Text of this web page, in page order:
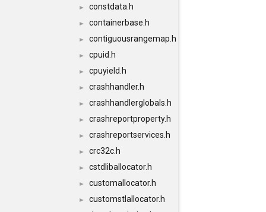
► constdata.h
► containerbase.h
► contiguousrangemap.h
► cpuid.h
► cpuyield.h
► crashhandler.h
► crashhandlerglobals.h
► crashreportproperty.h
► crashreportservices.h
► crc32c.h
► cstdliballocator.h
► customallocator.h
►
customstlallocator.h